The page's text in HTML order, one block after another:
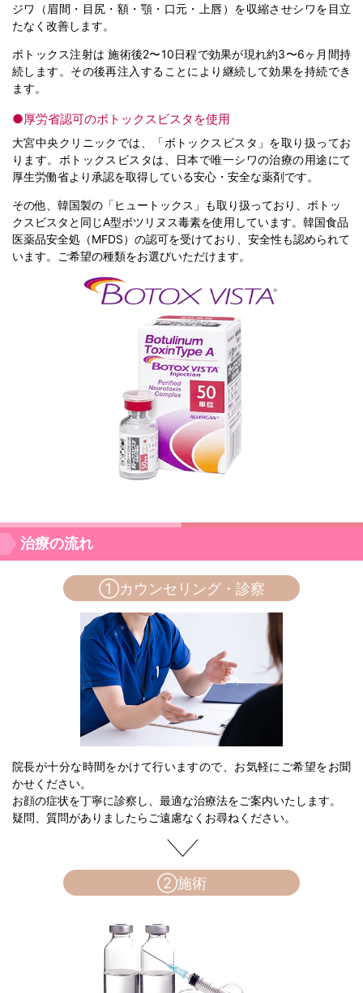
ジワ（眉間・目尻・額・顎・口元・上唇）を収縮させシワを目立
たなく改善します。
ボトックス注射は 施術後2〜10日程で効果が現れ約3〜6ヶ月間持
続します。その後再注入することにより継続して効果を持続でき
ます。
●厚労省認可のボトックスビスタを使用
大宮中央クリニックでは、「ボトックスビスタ」を取り扱ってお
ります。ボトックスビスタは、日本で唯一シワの治療の用途にて
厚生労働省より承認を取得している安心・安全な薬剤です。
その他、韓国製の「ヒュートックス」も取り扱っており、ボトッ
クスビスタと同じA型ボツリヌス毒素を使用しています。韓国食品
医薬品安全処（MFDS）の認可を受けており、安全性も認められて
います。ご希望の種類をお選びいただけます。
治療の流れ
①カウンセリング・診察
院長が十分な時間をかけて行いますので、お気軽にご希望をお聞
かせください。
お顔の症状を丁寧に診察し、最適な治療法をご案内いたします。
疑問、質問がありましたらご遠慮なくお尋ねください。
②施術